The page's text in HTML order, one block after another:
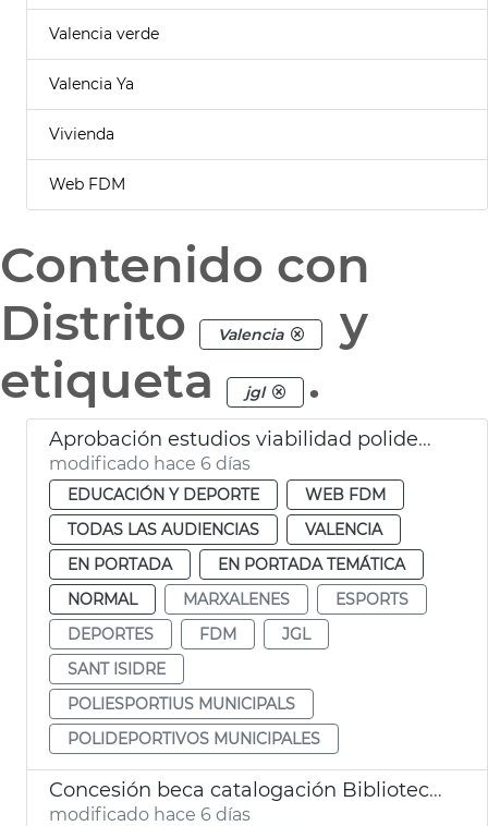
Valencia verde
Valencia Ya
Vivienda
Web FDM
Contenido con
Distrito
Valencia
y
etiqueta
jgl .
Aprobación estudios viabilidad polideportivos San Isidro Marxalenes
modificado hace 6 días
EDUCACIÓN Y DEPORTE
WEB FDM
TODAS LAS AUDIENCIAS
VALENCIA
EN PORTADA
EN PORTADA TEMÁTICA
NORMAL
MARXALENES
ESPORTS
DEPORTES
FDM
JGL
SANT ISIDRE
POLIESPORTIUS MUNICIPALS
POLIDEPORTIVOS MUNICIPALES
Concesión beca catalogación Biblioteca Histórica y Hemeroteca Municipal València
modificado hace 6 días